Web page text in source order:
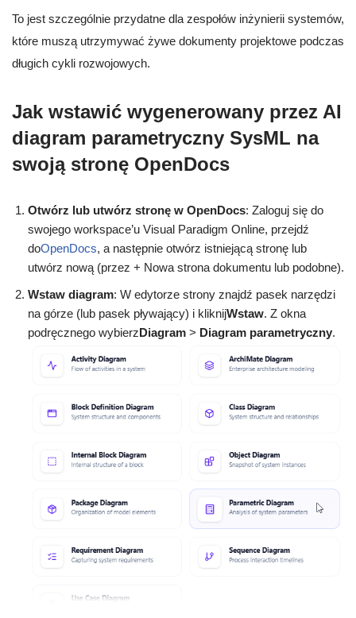
To jest szczególnie przydatne dla zespołów inżynierii systemów,
które muszą utrzymywać żywe dokumenty projektowe podczas
długich cykli rozwojowych.
Jak wstawić wygenerowany przez AI
diagram parametryczny SysML na
swoją stronę OpenDocs
Otwórz lub utwórz stronę w OpenDocs: Zaloguj się do
swojego workspace’u Visual Paradigm Online, przejdź
doOpenDocs, a następnie otwórz istniejącą stronę lub
utwórz nową (przez + Nowa strona dokumentu lub podobne).
Wstaw diagram: W edytorze strony znajdź pasek narzędzi
na górze (lub pasek pływający) i kliknijWstaw. Z okna
podręcznego wybierzDiagram > Diagram parametryczny.